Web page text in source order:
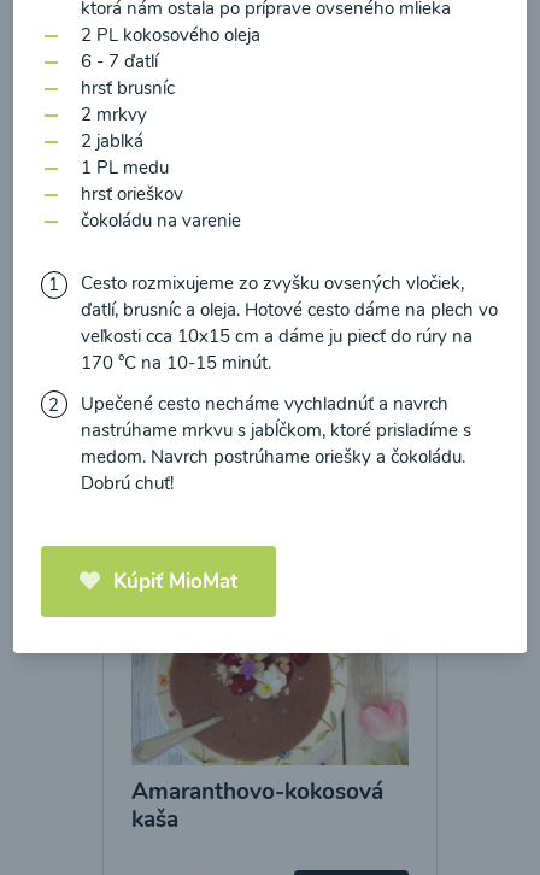
Brokolicové cappuccino
00:25
Načítať ďalšie
Kaše
Amaranthovo-kokosová
kaša
ktorá nám ostala po príprave ovseného mlieka
2 PL kokosového oleja
6 - 7 ďatlí
hrsť brusníc
2 mrkvy
2 jablká
1 PL medu
hrsť orieškov
čokoládu na varenie
Cesto rozmixujeme zo zvyšku ovsených vločiek,
ďatlí, brusníc a oleja. Hotové cesto dáme na plech vo
veľkosti cca 10x15 cm a dáme ju piecť do rúry na
170 °C na 10-15 minút.
Upečené cesto necháme vychladnúť a navrch
nastrúhame mrkvu s jabĺčkom, ktoré prisladíme s
medom. Navrch postrúhame oriešky a čokoládu.
Dobrú chuť!
Kúpiť MioMat
prečítal(a)informácie o Ochrane osobných
údajov
a súhlasím s nimi.